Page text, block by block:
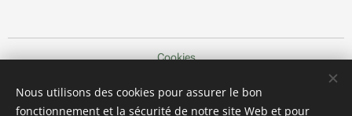
Cookies
Langues
Nederlands
Français
Nous utilisons des cookies pour assurer le bon
fonctionnement et la sécurité de notre site Web et pour